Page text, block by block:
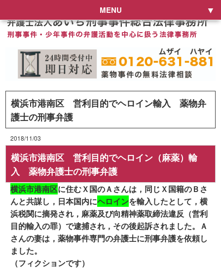
MENU
横浜市港南区 営利目的でヘロイン輸入 薬物弁
護士の刑事弁護
2018/11/03
横浜市港南区 営利目的でヘロイン（麻薬）輸
入 薬物弁護士の刑事弁護
横浜市港南区に住むＸ国のＡさんは，同じＸ国籍のＢさ
んと共謀し，日本国内にヘロインを輸入したとして，横
浜税関に摘発され，麻薬及び向精神薬取締法違反（営利
目的輸入の罪）で逮捕され，その後起訴されました。Ａ
さんの妻は，薬物事件専門の弁護士に刑事弁護を依頼し
ました。
（フィクションです）